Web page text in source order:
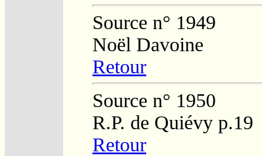
Source n° 1949
Noël Davoine
Retour
Source n° 1950
R.P. de Quiévy p.19
Retour